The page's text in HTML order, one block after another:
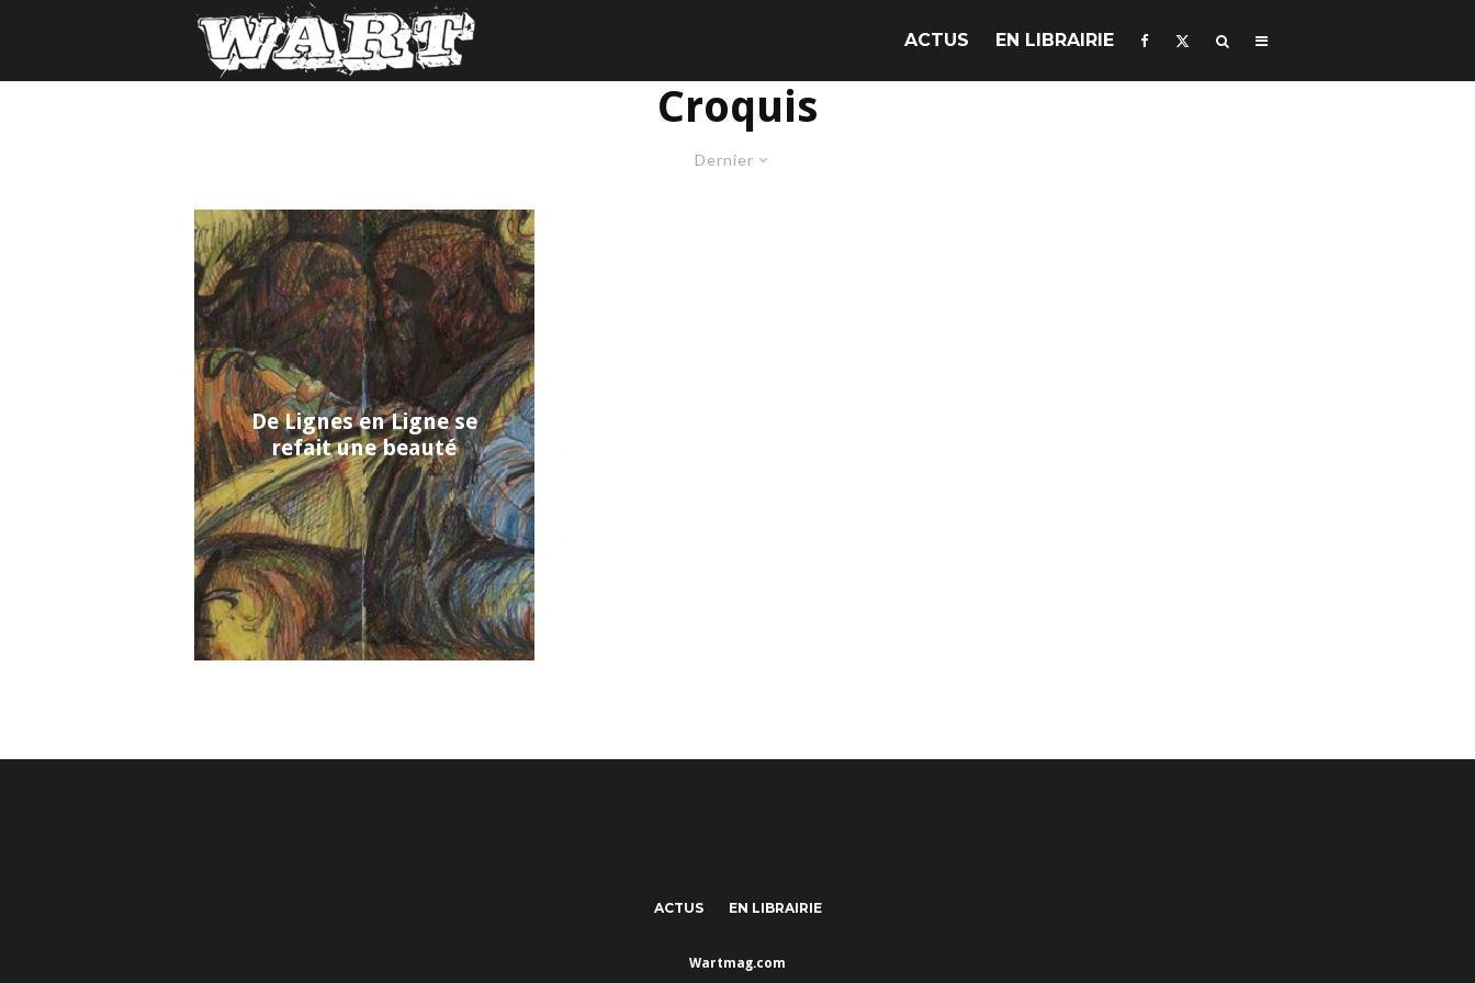
ACTUS EN LIBRAIRIE
Croquis
Dernier
De Lignes en Ligne se
refait une beauté
ACTUS EN LIBRAIRIE
Wartmag.com